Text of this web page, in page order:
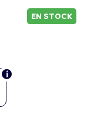
EN STOCK